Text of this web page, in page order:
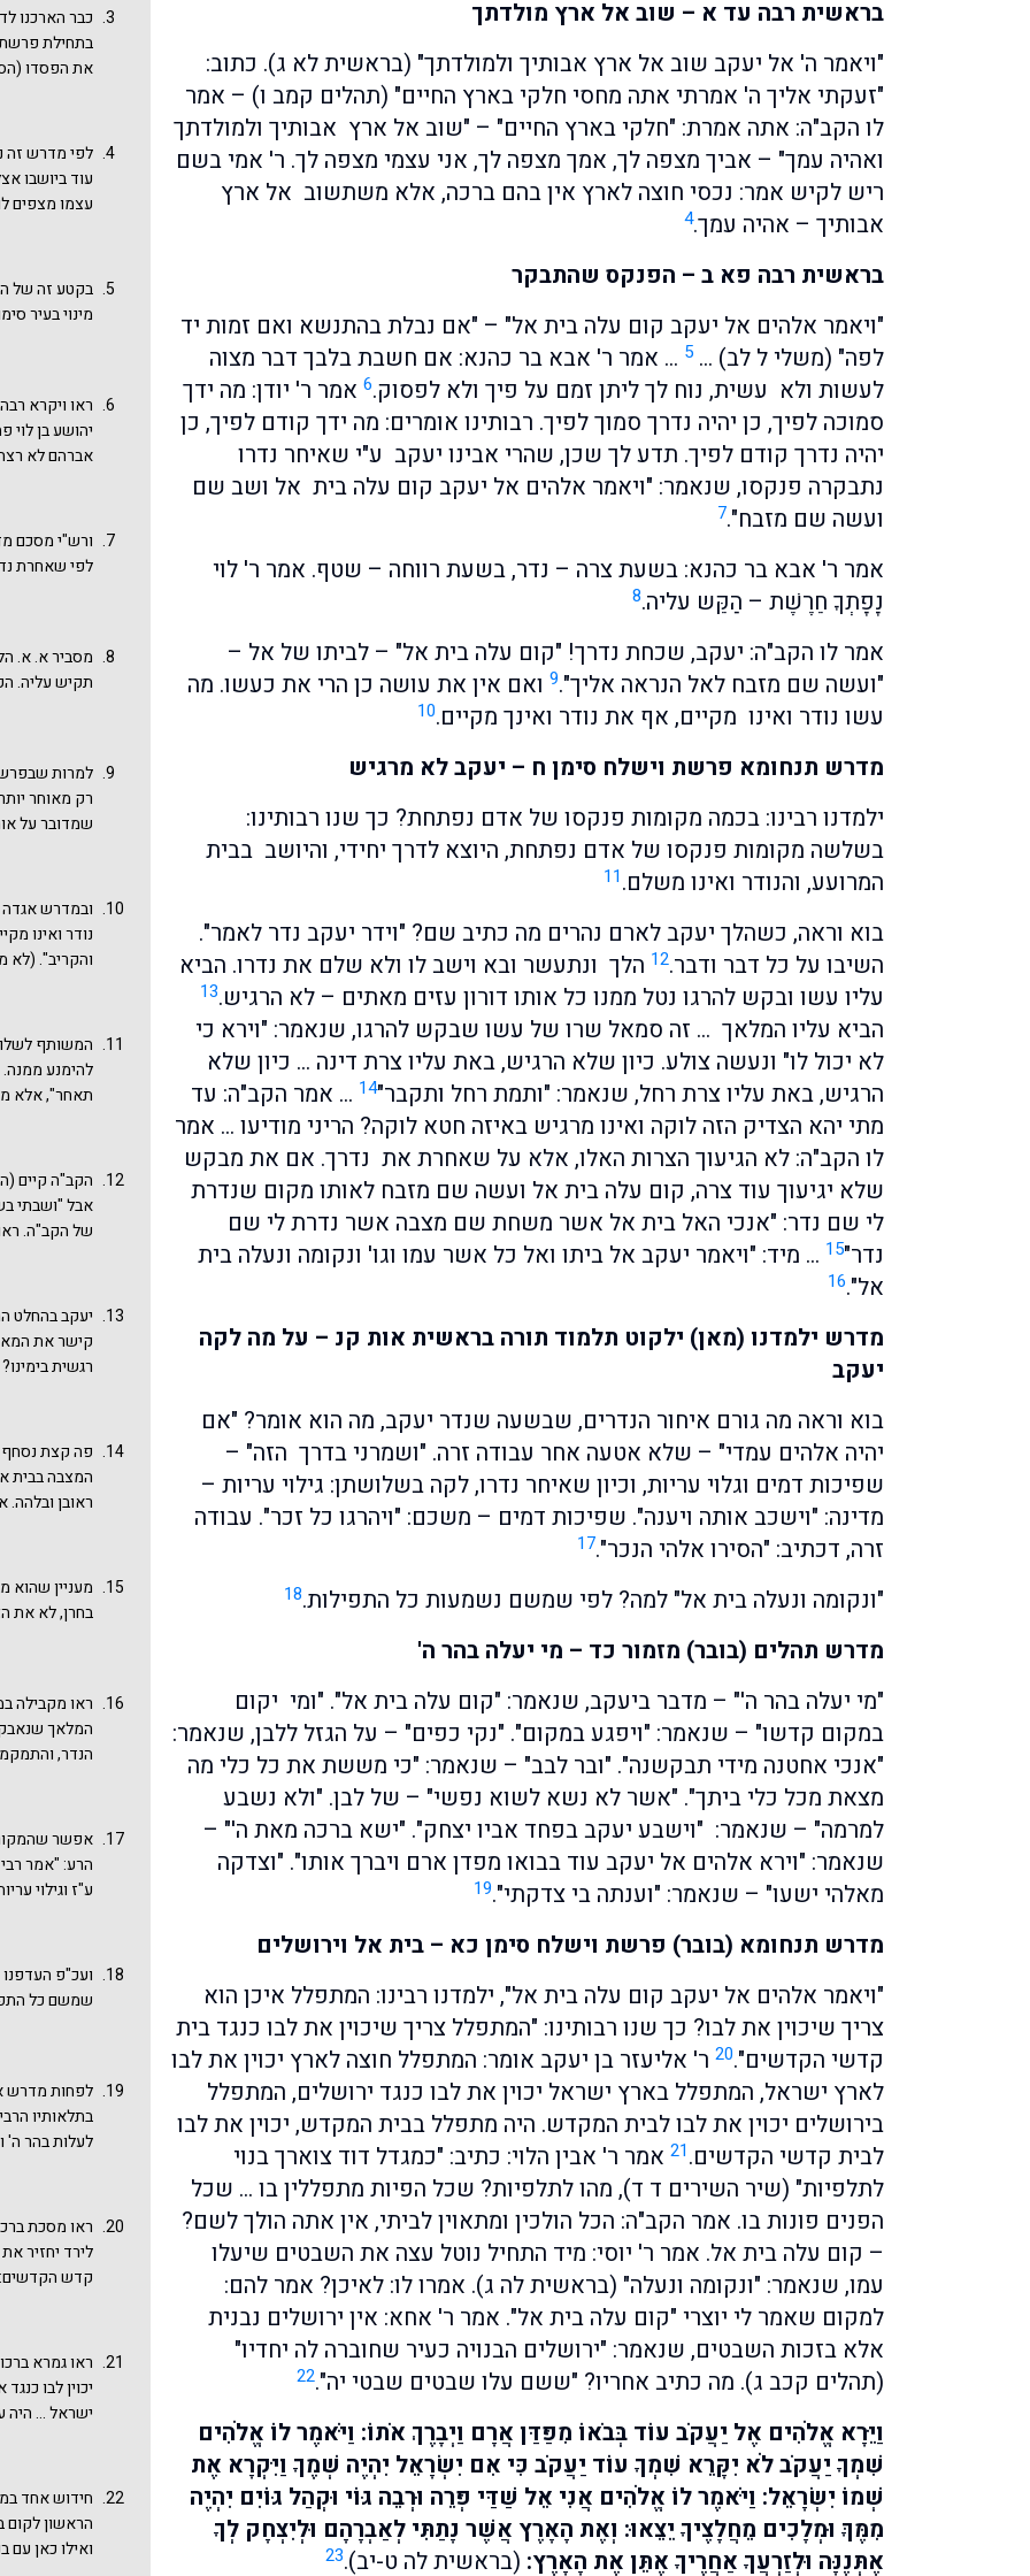
בראשית רבה עד א – שוב אל ארץ מולדתך
"ויאמר ה' אל יעקב שוב אל ארץ אבותיך ולמולדתך" (בראשית לא ג). כתוב:
"זעקתי אליך ה' אמרתי אתה מחסי חלקי בארץ החיים" (תהלים קמב ו) – אמר
לו הקב"ה: אתה אמרת: "חלקי בארץ החיים" – "שוב אל ארץ אבותיך ולמולדתך
ואהיה עמך" – אביך מצפה לך, אמך מצפה לך, אני עצמי מצפה לך. ר' אמי בשם
ריש לקיש אמר: נכסי חוצה לארץ אין בהם ברכה, אלא משתשוב אל ארץ
אבותיך – אהיה עמך.4
בראשית רבה פא ב – הפנקס שהתבקר
"ויאמר אלהים אל יעקב קום עלה בית אל" – "אם נבלת בהתנשא ואם זמות יד
לפה" (משלי ל לב) … 5 … אמר ר' אבא בר כהנא: אם חשבת בלבך דבר מצוה
לעשות ולא עשית, נוח לך ליתן זמם על פיך ולא לפסוק.6 אמר ר' יודן: מה ידך
סמוכה לפיך, כן יהיה נדרך סמוך לפיך. רבותינו אומרים: מה ידך קודם לפיך, כן
יהיה נדרך קודם לפיך. תדע לך שכן, שהרי אבינו יעקב ע"י שאיחר נדרו
נתבקרה פנקסו, שנאמר: "ויאמר אלהים אל יעקב קום עלה בית אל ושב שם
ועשה שם מזבח".7
אמר ר' אבא בר כהנא: בשעת צרה – נדר, בשעת רווחה – שטף. אמר ר' לוי
נָפָתְךָ חֵרֶשֶׁת – הַקֵּש עליה.8
אמר לו הקב"ה: יעקב, שכחת נדרך! "קום עלה בית אל" – לביתו של אל –
"ועשה שם מזבח לאל הנראה אליך".9 ואם אין את עושה כן הרי את כעשו. מה
עשו נודר ואינו מקיים, אף את נודר ואינך מקיים.10
מדרש תנחומא פרשת וישלח סימן ח – יעקב לא מרגיש
ילמדנו רבינו: בכמה מקומות פנקסו של אדם נפתחת? כך שנו רבותינו:
בשלשה מקומות פנקסו של אדם נפתחת, היוצא לדרך יחידי, והיושב בבית
המרועע, והנודר ואינו משלם.11
בוא וראה, כשהלך יעקב לארם נהרים מה כתיב שם? "וידר יעקב נדר לאמר".
השיבו על כל דבר ודבר.12 הלך ונתעשר ובא וישב לו ולא שלם את נדרו. הביא
עליו עשו ובקש להרגו נטל ממנו כל אותו דורון עזים מאתים – לא הרגיש.13
הביא עליו המלאך … זה סמאל שרו של עשו שבקש להרגו, שנאמר: "וירא כי
לא יכול לו" ונעשה צולע. כיון שלא הרגיש, באת עליו צרת דינה … כיון שלא
הרגיש, באת עליו צרת רחל, שנאמר: "ותמת רחל ותקבר"14 … אמר הקב"ה: עד
מתי יהא הצדיק הזה לוקה ואינו מרגיש באיזה חטא לוקה? הריני מודיעו … אמר
לו הקב"ה: לא הגיעוך הצרות האלו, אלא על שאחרת את נדרך. אם את מבקש
שלא יגיעוך עוד צרה, קום עלה בית אל ועשה שם מזבח לאותו מקום שנדרת
לי שם נדר: "אנכי האל בית אל אשר משחת שם מצבה אשר נדרת לי שם
נדר"15 … מיד: "ויאמר יעקב אל ביתו ואל כל אשר עמו וגו' ונקומה ונעלה בית
אל".16
מדרש ילמדנו (מאן) ילקוט תלמוד תורה בראשית אות קנ – על מה לקה
יעקב
בוא וראה מה גורם איחור הנדרים, שבשעה שנדר יעקב, מה הוא אומר? "אם
יהיה אלהים עמדי" – שלא אטעה אחר עבודה זרה. "ושמרני בדרך הזה" –
שפיכות דמים וגלוי עריות, וכיון שאיחר נדרו, לקה בשלושתן: גילוי עריות –
מדינה: "וישכב אותה ויענה". שפיכות דמים – משכם: "ויהרגו כל זכר". עבודה
זרה, דכתיב: "הסירו אלהי הנכר".17
"ונקומה ונעלה בית אל" למה? לפי שמשם נשמעות כל התפילות.18
מדרש תהלים (בובר) מזמור כד – מי יעלה בהר ה'
"מי יעלה בהר ה'" – מדבר ביעקב, שנאמר: "קום עלה בית אל". "ומי יקום
במקום קדשו" – שנאמר: "ויפגע במקום". "נקי כפים" – על הגזל ללבן, שנאמר:
"אנכי אחטנה מידי תבקשנה". "ובר לבב" – שנאמר: "כי מששת את כל כלי מה
מצאת מכל כלי ביתך". "אשר לא נשא לשוא נפשי" – של לבן. "ולא נשבע
למרמה" – שנאמר: "וישבע יעקב בפחד אביו יצחק". "ישא ברכה מאת ה'" –
שנאמר: "וירא אלהים אל יעקב עוד בבואו מפדן ארם ויברך אותו". "וצדקה
מאלהי ישעו" – שנאמר: "וענתה בי צדקתי".19
מדרש תנחומא (בובר) פרשת וישלח סימן כא – בית אל וירושלים
"ויאמר אלהים אל יעקב קום עלה בית אל", ילמדנו רבינו: המתפלל איכן הוא
צריך שיכוין את לבו? כך שנו רבותינו: "המתפלל צריך שיכוין את לבו כנגד בית
קדשי הקדשים".20 ר' אליעזר בן יעקב אומר: המתפלל חוצה לארץ יכוין את לבו
לארץ ישראל, המתפלל בארץ ישראל יכוין את לבו כנגד ירושלים, המתפלל
בירושלים יכוין את לבו לבית המקדש. היה מתפלל בבית המקדש, יכוין את לבו
לבית קדשי הקדשים.21 אמר ר' אבין הלוי: כתיב: "כמגדל דוד צוארך בנוי
לתלפיות" (שיר השירים ד ד), מהו לתלפיות? שכל הפיות מתפללין בו … שכל
הפנים פונות בו. אמר הקב"ה: הכל הולכין ומתאוין לביתי, אין אתה הולך לשם?
– קום עלה בית אל. אמר ר' יוסי: מיד התחיל נוטל עצה את השבטים שיעלו
עמו, שנאמר: "ונקומה ונעלה" (בראשית לה ג). אמרו לו: לאיכן? אמר להם:
למקום שאמר לי יוצרי "קום עלה בית אל". אמר ר' אחא: אין ירושלים נבנית
אלא בזכות השבטים, שנאמר: "ירושלים הבנויה כעיר שחוברה לה יחדיו"
(תהלים קכב ג). מה כתיב אחריו? "ששם עלו שבטים שבטי יה".22
וַיֵּרָא אֱלֹהִים אֶל יַעֲקֹב עוֹד בְּבֹאוֹ מִפַּדַּן אֲרָם וַיְבָרֶךְ אֹתוֹ: וַיֹּאמֶר לוֹ אֱלֹהִים
שִׁמְךָ יַעֲקֹב לֹא יִקָּרֵא שִׁמְךָ עוֹד יַעֲקֹב כִּי אִם יִשְׂרָאֵל יִהְיֶה שְׁמֶךָ וַיִּקְרָא אֶת
שְׁמוֹ יִשְׂרָאֵל: וַיֹּאמֶר לוֹ אֱלֹהִים אֲנִי אֵל שַׁדַּי פְּרֵה וּרְבֵה גּוֹי וּקְהַל גּוֹיִם יִהְיֶה
מִמֶּךָּ וּמְלָכִים מֵחֲלָצֶיךָ יֵצֵאוּ: וְאֶת הָאָרֶץ אֲשֶׁר נָתַתִּי לְאַבְרָהָם וּלְיִצְחָק לְךָ
אֶתְּנֶנָּה וּלְזַרְעֲךָ אַחֲרֶיךָ אֶתֵּן אֶת הָאָרֶץ: (בראשית לה ט-יב).23
ויש לשים לב
לפגוש את
נתמקד
להזכיר
והנדר
כבר הארכנו
בתחילת פרשת
את הפסדו
לצדיק
יעקב מצד
תשמור
לפי מדרש זה
עוד ביושבו
עצמו מצפים
רשות איני
אבותיך.
התנאים?
ארץ אבותיך,
בעולם הזה".
והבטחת ה'
ששבתי בשלום
בקטע זה של
מינוי בעיר
ראו ויקרא
יהושע בן לוי
אברהם לא
ורש"י מסכם
לפי שאחרת
מסביר א. א.
תקיש עליה.
למרות
רק מאוחר
שמדובר על
הראשון אשר
והוא המקום
לכך נאמר ג'
באותו
שופטים.
ובמדרש
נודר ואינו
והקריב". (לא
מכך. הוא לא
שהוא מתבקש
להקריב
גם מבטיח
יותר שכן
"כיון שלקח
קום עלה בית
המשותף
להימנע ממנה.
תאחר", אלא
והפנקס פתוח
כתובים כל
(מסכת שמחות
"שהספרים
הקב"ה קיים
אבל "ושבתי
של הקב"ה. ראו
יעקב בהחלט
קישר את
רגשית בימינו?
פה קצת נסחף
המצבה בבית
ראובן
מעניין
בחרן, לא את
ראו מקבילה
המלאך
הנדר,
שני בני יעקב
שנתן לו
שמעון ולוי –
עלה בית
בית אל. קימה
אפשר
הרע: "אמר
ע"ז וגילוי
מנין? שנאמר:
וישמע את
בנדרים (משנה
בבחינת מעשה
השליליים של
ועכ"פ
שמשם כל
לפחות מדרש
בתלאותיו
לעלות בהר
שברקיע. א"ר
שם, מלמד
שבמרום". (ר'
ורואה את
(בובר)
שתשלם נדרך
ראו מסכת
לירד יחזיר את
קדש הקדשים:
ראו גמרא
יכוין לבו
ישראל ... היה
בבית קדשי
אומנות שבא
מלכים א פרק
חידוש אחד
הראשון לקום
ואילו כאן עם